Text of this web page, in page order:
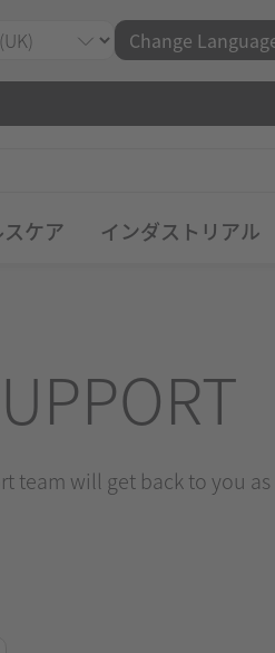
Change
ケア インダストリアル
team will get back to you